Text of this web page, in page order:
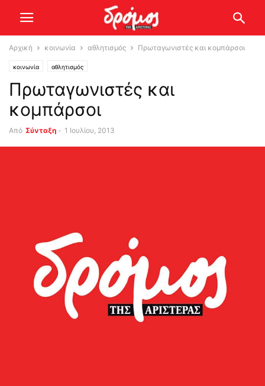
Αρχική κοινωνία αθλητισμός Πρωταγωνιστές και κομπάρσοι
κοινωνία αθλητισμός
Πρωταγωνιστές και
κομπάρσοι
Από Σύνταξη - 1 Ιουλίου, 2013